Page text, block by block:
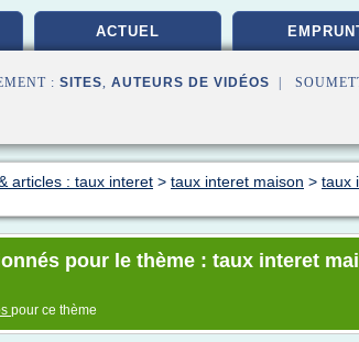
ACTUEL
: SITES, AUTEURS DE VIDÉOS |
articles : taux interet > taux interet maison > taux
pour le thème : taux interet
pour ce thème